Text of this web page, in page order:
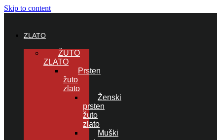
Skip to content
ZLATO
ŽUTO
ZLATO
Prsten
žuto
zlato
Ženski
prsten
žuto
zlato
Muški